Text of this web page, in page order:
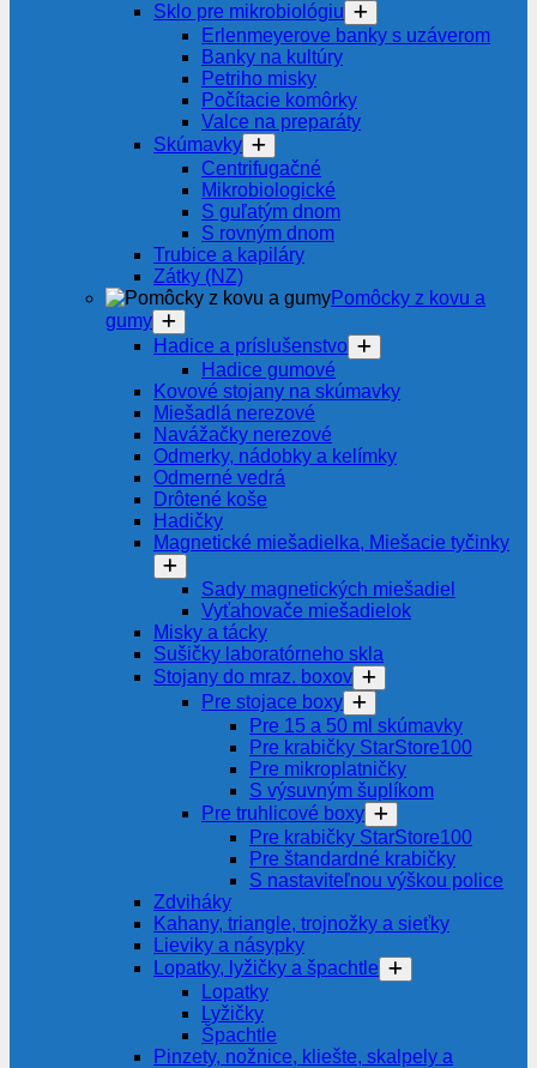
Sklo pre mikrobiológiu
Erlenmeyerove banky s uzáverom
Banky na kultúry
Petriho misky
Počítacie komôrky
Valce na preparáty
Skúmavky
Centrifugačné
Mikrobiologické
S guľatým dnom
S rovným dnom
Trubice a kapiláry
Zátky (NZ)
Pomôcky z kovu a
gumy
Hadice a príslušenstvo
Hadice gumové
Kovové stojany na skúmavky
Miešadlá nerezové
Navážačky nerezové
Odmerky, nádobky a kelímky
Odmerné vedrá
Drôtené koše
Hadičky
Magnetické miešadielka, Miešacie tyčinky
Sady magnetických miešadiel
Vyťahovače miešadielok
Misky a tácky
Sušičky laboratórneho skla
Stojany do mraz. boxov
Pre stojace boxy
Pre 15 a 50 ml skúmavky
Pre krabičky StarStore100
Pre mikroplatničky
S výsuvným šuplíkom
Pre truhlicové boxy
Pre krabičky StarStore100
Pre štandardné krabičky
S nastaviteľnou výškou police
Zdviháky
Kahany, triangle, trojnožky a sieťky
Lieviky a násypky
Lopatky, lyžičky a špachtle
Lopatky
Lyžičky
Špachtle
Pinzety, nožnice, kliešte, skalpely a